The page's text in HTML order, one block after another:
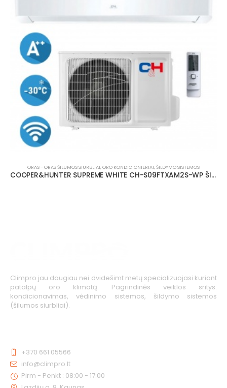
ORAS - ORAS ŠILUMOS SIURBLIAI,ORO KONDICIONIERIAI,ŠILDYMO SISTEMOS
COOPER&HUNTER SUPREME WHITE CH-S09FTXAM2S-WP ŠILUMOS SIURBLYS 3.5/2.70 KW
Climpro jau daugiau nei dvidešimt metų specializuojasi kuriant
patalpų oro klimatą. Pagrindinės veiklos sritys:
kondicionavimas, vėdinimo sistemos, šildymo sistemos
(šilumos siurbliai).
+370 661 05566
info@climpro.lt
Pirm - Penkt : 08:00 - 17:00